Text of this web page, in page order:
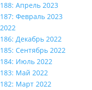
188: Апрель 2023
187: Февраль 2023
2022
186: Декабрь 2022
185: Сентябрь 2022
184: Июль 2022
183: Май 2022
182: Март 2022